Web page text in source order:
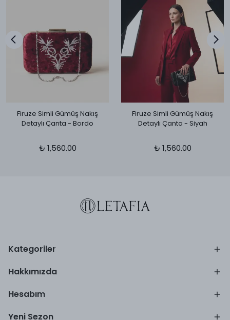
Firuze Simli Gümüş Nakış
Detaylı Çanta - Bordo
₺ 1,560.00
Firuze Simli Gümüş Nakış
Detaylı Çanta - Siyah
₺ 1,560.00
Kategoriler
Hakkımızda
Hesabım
Yeni Sezon